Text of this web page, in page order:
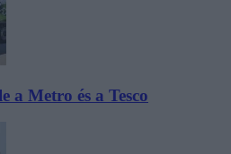
a Metro és a Tesco